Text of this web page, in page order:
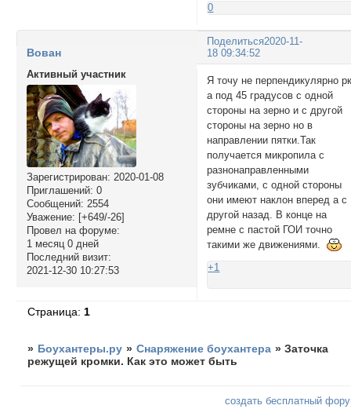
0
Поделиться2020-11-
18 09:34:52
Вован
Активный участник
Зарегистрирован: 2020-01-08
Приглашений: 0
Сообщений: 2554
Уважение: [+649/-26]
Провел на форуме:
1 месяц 0 дней
Последний визит:
2021-12-30 10:27:53
Я точу не перпендикулярно
а под 45 градусов с одной
стороны на зерно и с другой
стороны на зерно но в
направлении пятки.Так
получается микропила с
разнонаправленными
зубчиками, с одной стороны
они имеют наклон вперед а с
другой назад. В конце на
ремне с пастой ГОИ точно
такими же движениями.
+1
Страница:1
» Боухантеры.ру » Снаряжение боухантера »Заточка
режущей кромки. Как это может быть
создать бесплатный